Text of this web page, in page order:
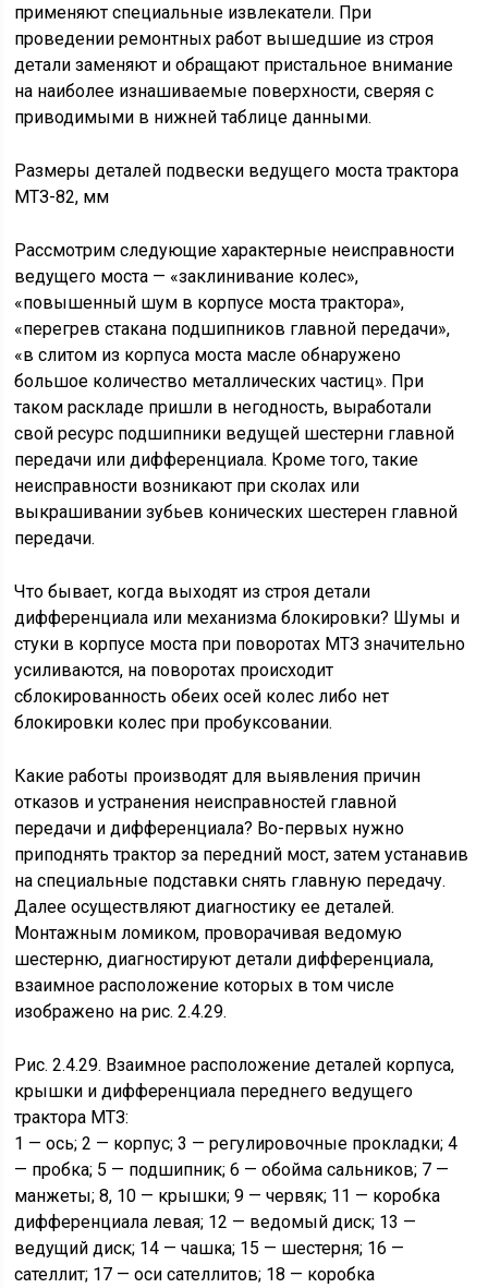
применяют специальные извлекатели. При
проведении ремонтных работ вышедшие из строя
детали заменяют и обращают пристальное внимание
на наиболее изнашиваемые поверхности, сверяя с
приводимыми в нижней таблице данными.
Размеры деталей подвески ведущего моста трактора
МТЗ-82, мм
Рассмотрим следующие характерные неисправности
ведущего моста — «заклинивание колес»,
«повышенный шум в корпусе моста трактора»,
«перегрев стакана подшипников главной передачи»,
«в слитом из корпуса моста масле обнаружено
большое количество металлических частиц». При
таком раскладе пришли в негодность, выработали
свой ресурс подшипники ведущей шестерни главной
передачи или дифференциала. Кроме того, такие
неисправности возникают при сколах или
выкрашивании зубьев конических шестерен главной
передачи.
Что бывает, когда выходят из строя детали
дифференциала или механизма блокировки? Шумы и
стуки в корпусе моста при поворотах МТЗ значительно
усиливаются, на поворотах происходит
сблокированность обеих осей колес либо нет
блокировки колес при пробуксовании.
Какие работы производят для выявления причин
отказов и устранения неисправностей главной
передачи и дифференциала? Во-первых нужно
приподнять трактор за передний мост, затем устанавив
на специальные подставки снять главную передачу.
Далее осуществляют диагностику ее деталей.
Монтажным ломиком, проворачивая ведомую
шестерню, диагностируют детали дифференциала,
взаимное расположение которых в том числе
изображено на рис. 2.4.29.
Рис. 2.4.29. Взаимное расположение деталей корпуса,
крышки и дифференциала переднего ведущего
трактора МТЗ:
1 — ось; 2 — корпус; 3 — регулировочные прокладки; 4
— пробка; 5 — подшипник; 6 — обойма сальников; 7 —
манжеты; 8, 10 — крышки; 9 — червяк; 11 — коробка
дифференциала левая; 12 — ведомый диск; 13 —
ведущий диск; 14 — чашка; 15 — шестерня; 16 —
сателлит; 17 — оси сателлитов; 18 — коробка